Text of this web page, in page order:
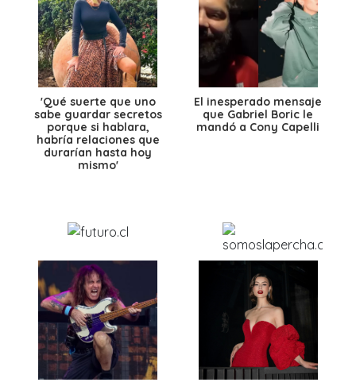
'Qué suerte que uno
sabe guardar secretos
porque si hablara,
habría relaciones que
durarían hasta hoy
mismo'
El inesperado mensaje
que Gabriel Boric le
mandó a Cony Capelli